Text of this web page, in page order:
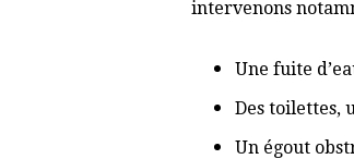
intervenons
Une fuite
Des toilettes,
Un égout